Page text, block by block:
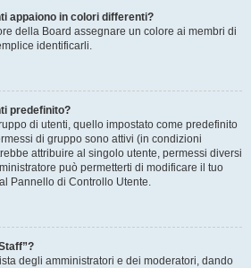
appaiono in colori differenti?
della Board assegnare un colore ai membri di
identificarli.
predefinito?
di utenti, quello impostato come predefinito
di gruppo sono attivi (in condizioni
attribuire al singolo utente, permessi diversi
può permetterti di modificare il tuo
Pannello di Controllo Utente.
degli amministratori e dei moderatori, dando